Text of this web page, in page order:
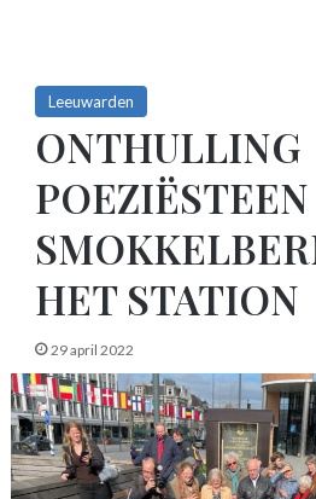
Leeuwarden
ONTHULLING
POEZIËSTEEN
HET STATION
29 april 2022